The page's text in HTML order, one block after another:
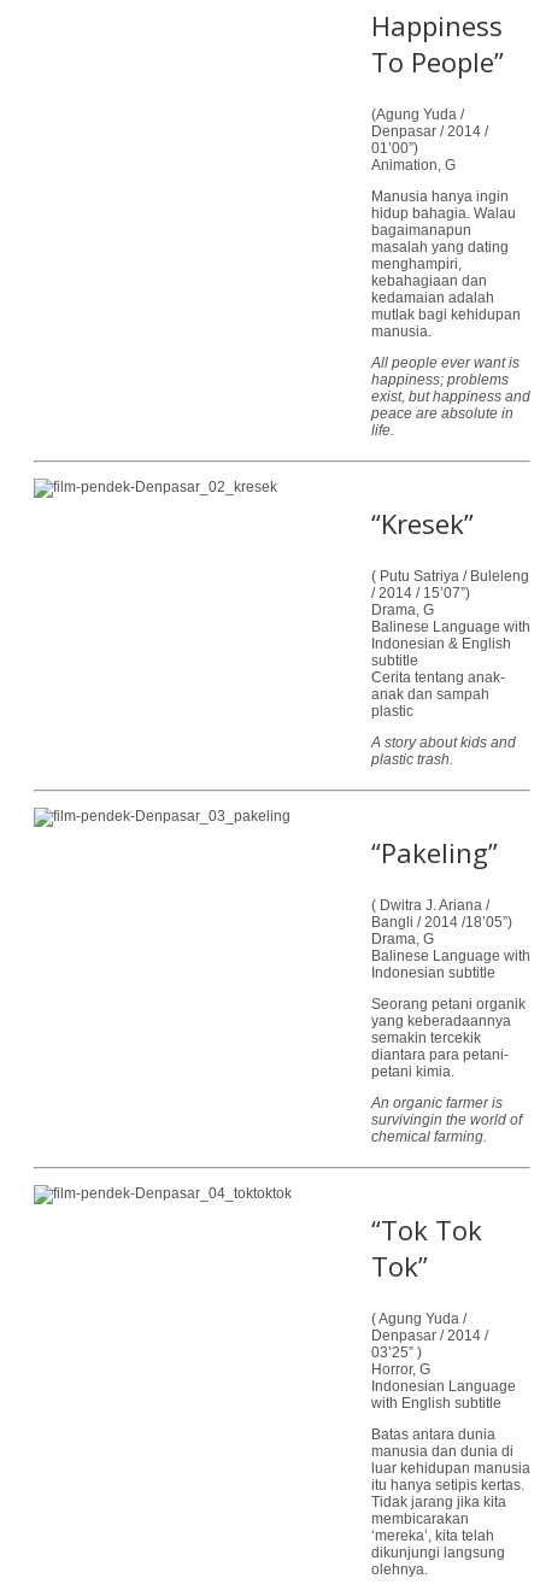
Happiness
To People”
(Agung Yuda /
Denpasar / 2014 /
01’00”)
Animation, G
Manusia hanya ingin
hidup bahagia. Walau
bagaimanapun
masalah yang dating
menghampiri,
kebahagiaan dan
kedamaian adalah
mutlak bagi kehidupan
manusia.
All people ever want is
happiness; problems
exist, but happiness and
peace are absolute in
life.
“Kresek”
( Putu Satriya / Buleleng
/ 2014 / 15’07”)
Drama, G
Balinese Language with
Indonesian & English
subtitle
Cerita tentang anak-
anak dan sampah
plastic
A story about kids and
plastic trash.
“Pakeling”
( Dwitra J. Ariana /
Bangli / 2014 /18’05”)
Drama, G
Balinese Language with
Indonesian subtitle
Seorang petani organik
yang keberadaannya
semakin tercekik
diantara para petani-
petani kimia.
An organic farmer is
survivingin the world of
chemical farming.
“Tok Tok
Tok”
( Agung Yuda /
Denpasar / 2014 /
03’25” )
Horror, G
Indonesian Language
with English subtitle
Batas antara dunia
manusia dan dunia di
luar kehidupan manusia
itu hanya setipis kertas.
Tidak jarang jika kita
membicarakan
‘mereka’, kita telah
dikunjungi langsung
olehnya.